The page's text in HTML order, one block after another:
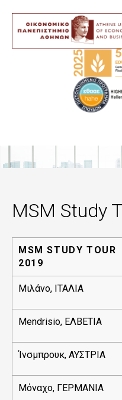
MSM Study
MSM STUDY TOUR
2019
Μιλάνο, ΙΤΑΛΙΑ
Mendrisio, ΕΛΒΕΤΙΑ
Ίνσμπρουκ, ΑΥΣΤΡΙΑ
Μόναχο, ΓΕΡΜΑΝΙΑ